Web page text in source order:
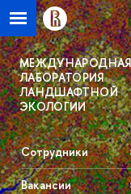
МЕЖДУНАРОДНАЯ
ЛАБОРАТОРИЯ
ЛАНДШАФТНОЙ
ЭКОЛОГИИ
Сотрудники
Вакансии